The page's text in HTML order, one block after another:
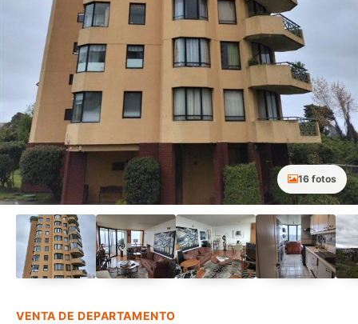
16 fotos
VENTA DE DEPARTAMENTO